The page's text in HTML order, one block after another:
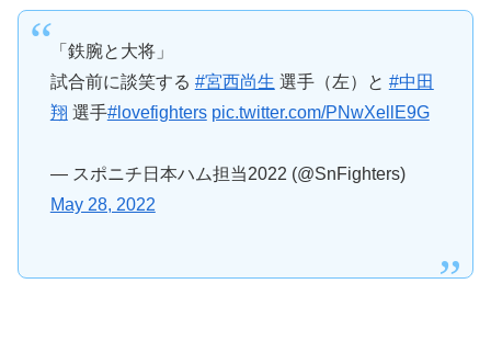
「鉄腕と大将」
試合前に談笑する #宮西尚生 選手（左）と #中田
翔 選手#lovefighters pic.twitter.com/PNwXellE9G
— スポニチ日本ハム担当2022 (@SnFighters)
May 28, 2022